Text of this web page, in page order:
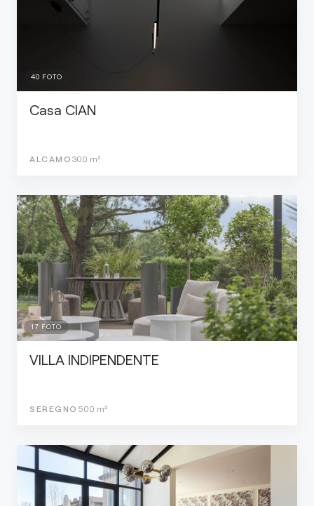
40 FOTO
Casa CIAN
ALCAMO 300 m²
17 FOTO
VILLA INDIPENDENTE
SEREGNO 500 m²